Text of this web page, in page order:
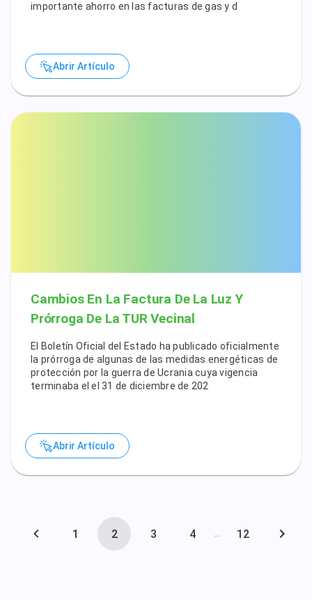
importante ahorro en las facturas de gas y d
Abrir Artículo
Cambios En La Factura De La Luz Y
Prórroga De La TUR Vecinal
El Boletín Oficial del Estado ha publicado oficialmente
la prórroga de algunas de las medidas energéticas de
protección por la guerra de Ucrania cuya vigencia
terminaba el el 31 de diciembre de 202
Abrir Artículo
1 2 3 4 ... 12